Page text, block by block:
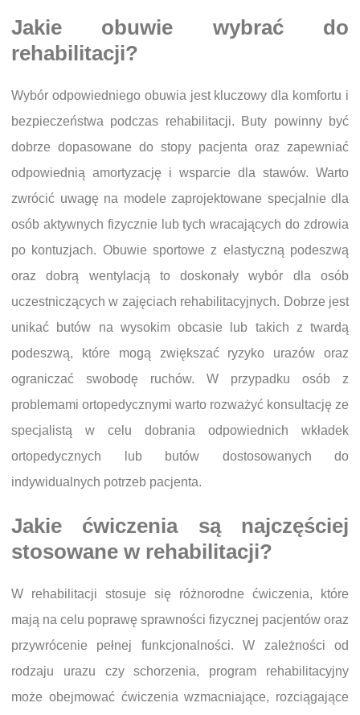
Jakie obuwie wybrać do
rehabilitacji?
Wybór odpowiedniego obuwia jest kluczowy dla komfortu i
bezpieczeństwa podczas rehabilitacji. Buty powinny być
dobrze dopasowane do stopy pacjenta oraz zapewniać
odpowiednią amortyzację i wsparcie dla stawów. Warto
zwrócić uwagę na modele zaprojektowane specjalnie dla
osób aktywnych fizycznie lub tych wracających do zdrowia
po kontuzjach. Obuwie sportowe z elastyczną podeszwą
oraz dobrą wentylacją to doskonały wybór dla osób
uczestniczących w zajęciach rehabilitacyjnych. Dobrze jest
unikać butów na wysokim obcasie lub takich z twardą
podeszwą, które mogą zwiększać ryzyko urazów oraz
ograniczać swobodę ruchów. W przypadku osób z
problemami ortopedycznymi warto rozważyć konsultację ze
specjalistą w celu dobrania odpowiednich wkładek
ortopedycznych lub butów dostosowanych do
indywidualnych potrzeb pacjenta.
Jakie ćwiczenia są najczęściej
stosowane w rehabilitacji?
W rehabilitacji stosuje się różnorodne ćwiczenia, które
mają na celu poprawę sprawności fizycznej pacjentów oraz
przywrócenie pełnej funkcjonalności. W zależności od
rodzaju urazu czy schorzenia, program rehabilitacyjny
może obejmować ćwiczenia wzmacniające, rozciągające